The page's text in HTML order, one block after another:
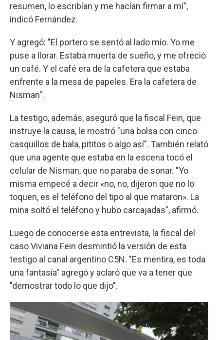
resumen, lo escribían y me hacían firmar a mí",
indicó Fernández.
Y agregó: "El portero se sentó al lado mío. Yo me
puse a llorar. Estaba muerta de sueño, y me ofreció
un café. Y el café era de la cafetera que estaba
enfrente a la mesa de papeles. Era la cafetera de
Nisman".
La testigo, además, aseguró que la fiscal Fein, que
instruye la causa, le mostró "una bolsa con cinco
casquillos de bala, pititos o algo así". También relató
que una agente que estaba en la escena tocó el
celular de Nisman, que no paraba de sonar. "Yo
misma empecé a decir «no, no, dijeron que no lo
toquen, es el teléfono del tipo al que mataron». La
mina soltó el teléfono y hubo carcajadas", afirmó.
Luego de conocerse esta entrevista, la fiscal del
caso Viviana Fein desmintió la versión de esta
testigo al canal argentino C5N. "Es mentira, es toda
una fantasía" agregó y aclaró que va a tener que
"demostrar todo lo que dijo".